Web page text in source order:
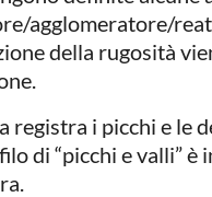
agglomeratore/
della rugosità
registra i picchi e le
di “picchi e valli”